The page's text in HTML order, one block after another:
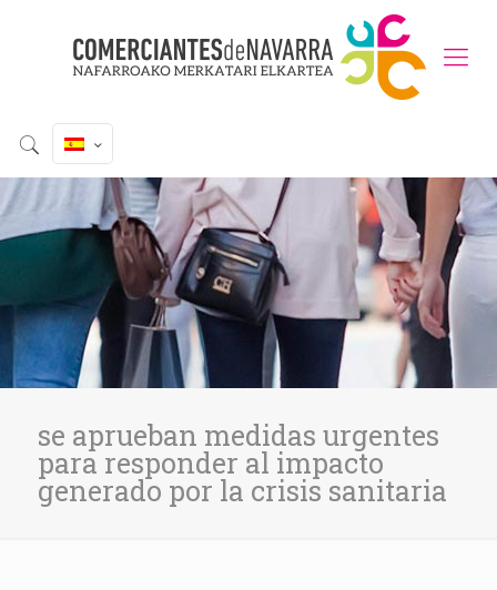
se aprueban medidas urgentes
para responder al impacto
generado por la crisis sanitaria